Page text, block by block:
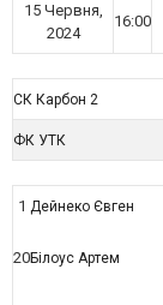
15 Червня,
2024
16:00
СК Карбон 2
ФК УТК
1 Дейнеко Євген
20Білоус Артем